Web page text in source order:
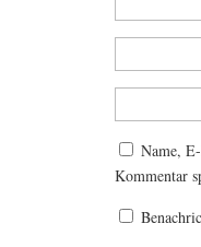
Name,
Kommentar